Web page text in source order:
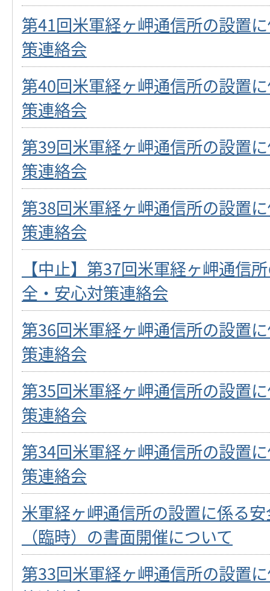
第41回米軍経ヶ岬通信所の設置
策連絡会
第40回米軍経ヶ岬通信所の設置
策連絡会
第39回米軍経ヶ岬通信所の設置
策連絡会
第38回米軍経ヶ岬通信所の設置
策連絡会
【中止】第37回米軍経ヶ岬通信
全・安心対策連絡会
第36回米軍経ヶ岬通信所の設置
策連絡会
第35回米軍経ヶ岬通信所の設置
策連絡会
第34回米軍経ヶ岬通信所の設置
策連絡会
米軍経ヶ岬通信所の設置に係る
（臨時）の書面開催について
第33回米軍経ヶ岬通信所の設置